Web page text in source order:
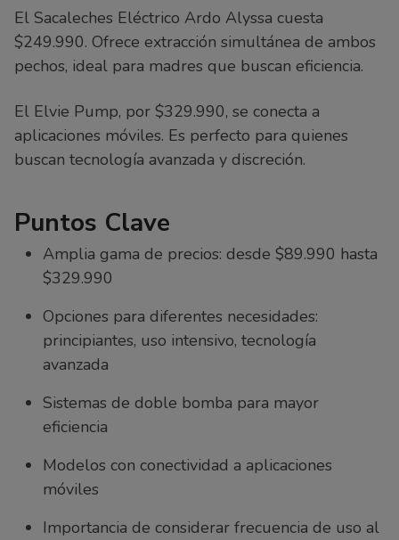
El Sacaleches Eléctrico Ardo Alyssa cuesta
$249.990. Ofrece extracción simultánea de ambos
pechos, ideal para madres que buscan eficiencia.
El Elvie Pump, por $329.990, se conecta a
aplicaciones móviles. Es perfecto para quienes
buscan tecnología avanzada y discreción.
Puntos Clave
Amplia gama de precios: desde $89.990 hasta
$329.990
Opciones para diferentes necesidades:
principiantes, uso intensivo, tecnología
avanzada
Sistemas de doble bomba para mayor
eficiencia
Modelos con conectividad a aplicaciones
móviles
Importancia de considerar frecuencia de uso al